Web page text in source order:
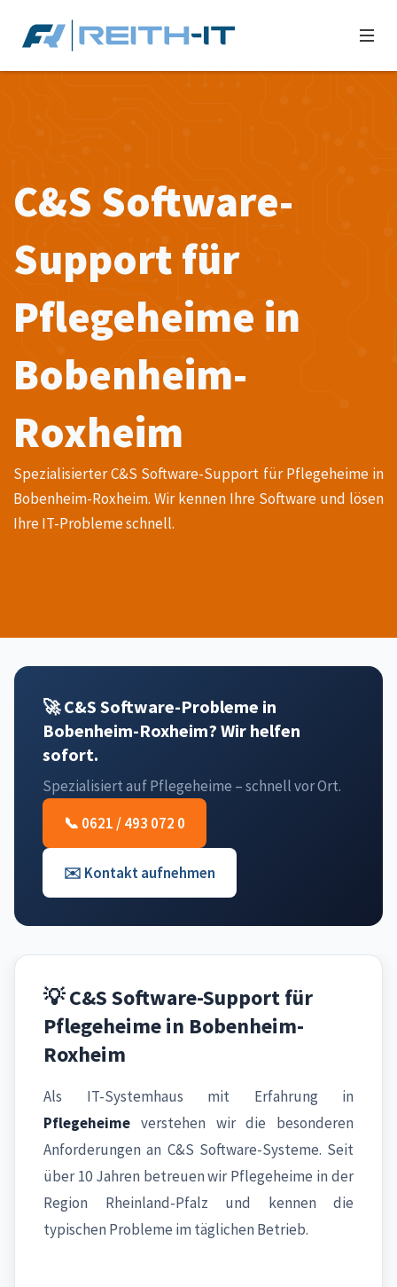
C&S Software-
Support für
Pflegeheime in
Bobenheim-
Roxheim
Spezialisierter C&S Software-Support für Pflegeheime in
Bobenheim-Roxheim. Wir kennen Ihre Software und lösen
Ihre IT-Probleme schnell.
🚀 C&S Software-Probleme in
Bobenheim-Roxheim? Wir helfen
sofort.
Spezialisiert auf Pflegeheime – schnell vor Ort.
📞 0621 / 493 072 0
✉️ Kontakt aufnehmen
💡 C&S Software-Support für
Pflegeheime in Bobenheim-
Roxheim
Als IT-Systemhaus mit Erfahrung in
Pflegeheime verstehen wir die besonderen
Anforderungen an C&S Software-Systeme. Seit
über 10 Jahren betreuen wir Pflegeheime in der
Region Rheinland-Pfalz und kennen die
typischen Probleme im täglichen Betrieb.